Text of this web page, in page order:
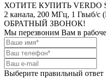
ХОТИТЕ КУПИТЬ VERDO
2 канала, 200 МГц, 1 Гвыб/
ОБРАТНЫЙ ЗВОНОК!
Мы перезвоним Вам в
Выберите правильный ответ